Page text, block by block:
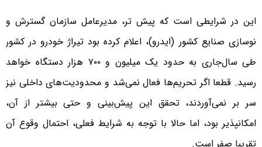
این در شرایطی است که پیش تر، مدیرعامل سازمان گسترش و
نوسازی صنایع کشور (ایدرو)، اعلام کرده بود تیراژ خودرو در کشور
طی سال‌جاری به حدود یک میلیون و ۷۰۰ هزار دستگاه خواهد
رسید. قطعا اگر تحریم‌ها فعال نمی‌شد و محدودیت‌های داخلی نیز
سر بر نمی‌آوردند، تحقق این پیش‌بینی و حتی بیشتر از آن،
امکانپذیر بود، اما حالا با توجه به شرایط فعلی، احتمال وقوع آن
تقریبا صفر است.